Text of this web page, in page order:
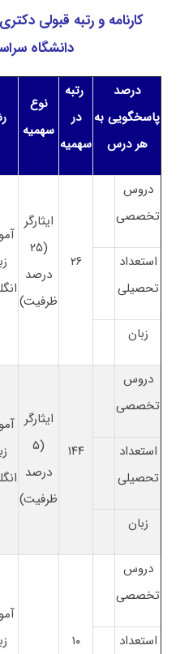
کارنامه و رتبه قبولی
دانشگاه
درصد
پاسخگویی به
هر درس
رتبه
در
سهمیه
نوع
سهمیه
دروس
تخصصی
۲۶
ایثارگر
(۲۵
درصد
ظرفیت)
استعداد
تحصیلی
زبان
دروس
تخصصی
۱۴۴
ایثارگر
(۵
درصد
ظرفیت)
استعداد
تحصیلی
زبان
دروس
تخصصی
۱۰
استعداد